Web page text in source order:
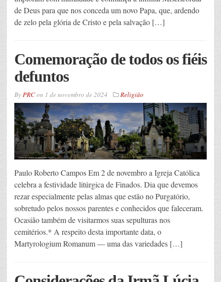
de Deus para que nos conceda um novo Papa, que, ardendo
de zelo pela glória de Cristo e pela salvação […]
Comemoração de todos os fiéis
defuntos
ByPRCon 1 de novembro de 2024 Religião
Paulo Roberto Campos Em 2 de novembro a Igreja Católica
celebra a festividade litúrgica de Finados. Dia que devemos
rezar especialmente pelas almas que estão no Purgatório,
sobretudo pelos nossos parentes e conhecidos que faleceram.
Ocasião também de visitarmos suas sepulturas nos
cemitérios.* A respeito desta importante data, o
Martyrologium Romanum — uma das variedades […]